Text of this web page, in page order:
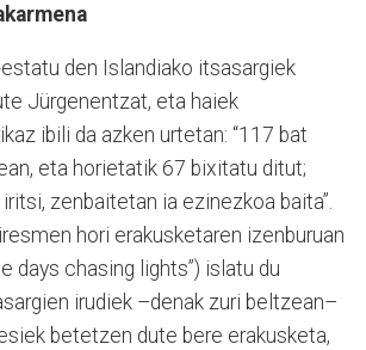
den Islandiako itsasargiek
Jürgenentzat, eta haiek
ibili da azken urtetan: “117 bat
eta horietatik 67 bixitatu ditut;
zenbaitetan ia ezinezkoa baita”.
hori erakusketaren izenburuan
days chasing lights”) islatu du
irudiek –denak zuri beltzean–
betetzen dute bere erakusketa,